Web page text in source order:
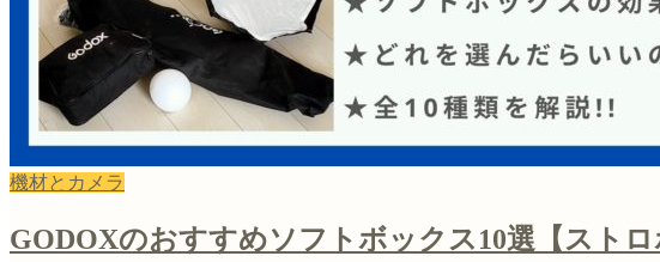
機材とカメラ
GODOXのおすすめソフトボックス10選【ストロ